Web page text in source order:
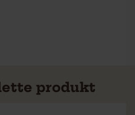
produkt